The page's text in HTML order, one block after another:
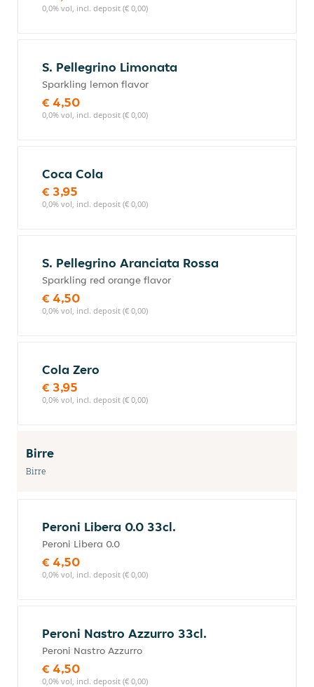
0,0% vol, incl. deposit (€ 0,00)
S. Pellegrino Limonata
Sparkling lemon flavor
€ 4,50
0,0% vol, incl. deposit (€ 0,00)
Coca Cola
€ 3,95
0,0% vol, incl. deposit (€ 0,00)
S. Pellegrino Aranciata Rossa
Sparkling red orange flavor
€ 4,50
0,0% vol, incl. deposit (€ 0,00)
Cola Zero
€ 3,95
0,0% vol, incl. deposit (€ 0,00)
Birre
Birre
Peroni Libera 0.0 33cl.
Peroni Libera 0.0
€ 4,50
0,0% vol, incl. deposit (€ 0,00)
Peroni Nastro Azzurro 33cl.
Peroni Nastro Azzurro
€ 4,50
0,0% vol, incl. deposit (€ 0,00)